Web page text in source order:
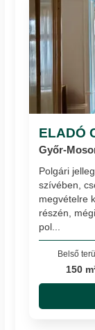
ELADÓ
Győr-
Polgári
szívében,
megvételre
részén,
pol...
Belső
150